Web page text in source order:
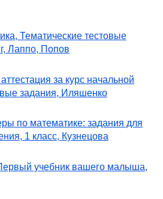
Тематические тестовые
Лаппо, Попов
за курс начальной
задания, Иляшенко
по математике: задания для
1 класс, Кузнецова
учебник вашего малыша,